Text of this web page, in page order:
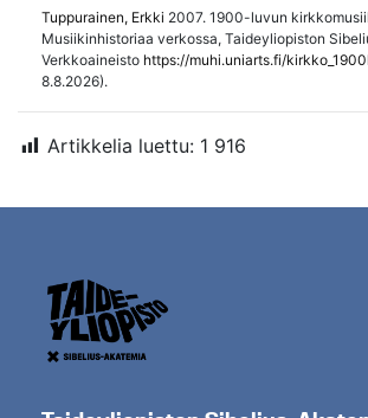
Tuppurainen, Erkki 2007. 1900-luvun
Musiikinhistoriaa verkossa, Taideyliopiston
Verkkoaineisto https://muhi.uniarts.fi/
8.8.2026).
Artikkelia luettu: 1 916